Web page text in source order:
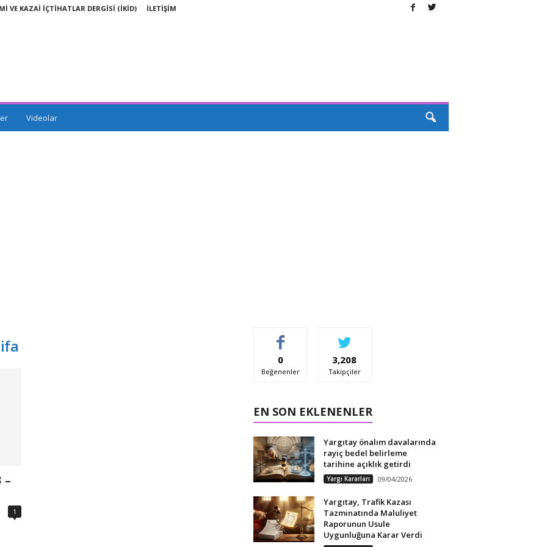
VE KAZAİ İÇTİHATLAR DERGİSİ (İKİD) İLETİŞİM
Videolar
–
1
0
Beğenenler
3,208
Takipçiler
EN SON EKLENENLER
Yargıtay önalım davalarında
rayiç bedel belirleme
tarihine açıklık getirdi
Yargı Kararları 09/04/2026
Yargıtay, Trafik Kazası
Tazminatında Maluliyet
Raporunun Usule
Uygunluğuna Karar Verdi